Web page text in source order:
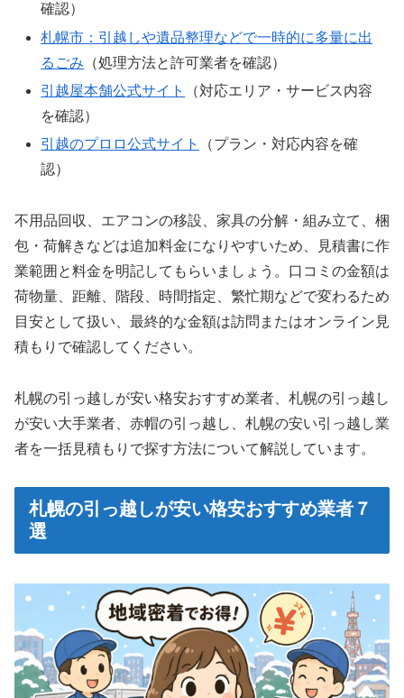
確認）
札幌市：引越しや遺品整理などで一時的に多量に出
るごみ （処理方法と許可業者を確認）
引越屋本舗公式サイト
（対応エリア・サービス内容
を確認）
引越のプロロ公式サイト
（プラン・対応内容を確
認）
不用品回収、エアコンの移設、家具の分解・組み立て、梱
包・荷解きなどは追加料金になりやすいため、見積書に作
業範囲と料金を明記してもらいましょう。口コミの金額は
荷物量、距離、階段、時間指定、繁忙期などで変わるため
目安として扱い、最終的な金額は訪問またはオンライン見
積もりで確認してください。
札幌の引っ越しが安い格安おすすめ業者、札幌の引っ越し
が安い大手業者、赤帽の引っ越し、札幌の安い引っ越し業
者を一括見積もりで探す方法について解説しています。
札幌の引っ越しが安い格安おすすめ業者７
選